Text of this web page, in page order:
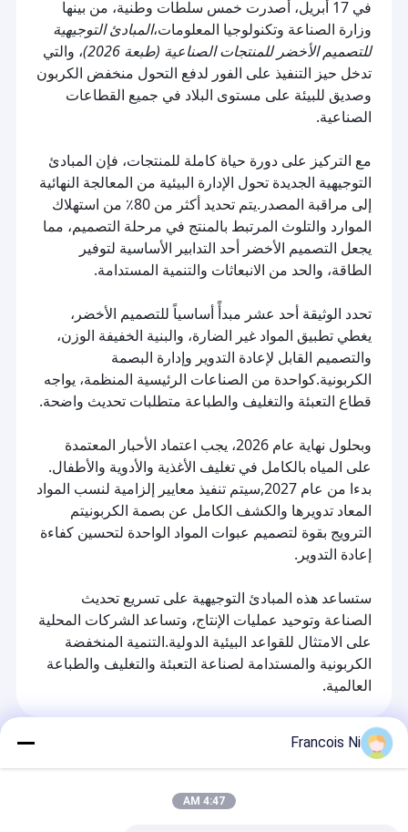
في 17 أبريل، أصدرت خمس سلطات وطنية، من بينها
وزارة الصناعة وتكنولوجيا المعلومات،المبادئ التوجيهية
للتصميم الأخضر للمنتجات الصناعية (طبعة 2026)
، والتي
تدخل حيز التنفيذ على الفور لدفع التحول منخفض الكربون
وصديق للبيئة على مستوى البلاد في جميع القطاعات
الصناعية.
مع التركيز على دورة حياة كاملة للمنتجات، فإن المبادئ
التوجيهية الجديدة تحول الإدارة البيئية من المعالجة النهائية
إلى مراقبة المصدر.يتم تحديد أكثر من 80٪ من استهلاك
الموارد والتلوث المرتبط بالمنتج في مرحلة التصميم، مما
يجعل التصميم الأخضر أحد التدابير الأساسية لتوفير
الطاقة، والحد من الانبعاثات والتنمية المستدامة.
تحدد الوثيقة أحد عشر مبدأً أساسياً للتصميم الأخضر،
يغطي تطبيق المواد غير الضارة، والبنية الخفيفة الوزن،
والتصميم القابل لإعادة التدوير وإدارة البصمة
الكربونية.كواحدة من الصناعات الرئيسية المنظمة، يواجه
قطاع التعبئة والتغليف والطباعة متطلبات تحديث واضحة.
وبحلول نهاية عام 2026، يجب اعتماد الأحبار المعتمدة
على المياه بالكامل في تغليف الأغذية والأدوية والأطفال.
بدءا من عام 2027,سيتم تنفيذ معايير إلزامية لنسب المواد
المعاد تدويرها والكشف الكامل عن بصمة الكربونيتم
الترويج بقوة لتصميم عبوات المواد الواحدة لتحسين كفاءة
إعادة التدوير.
ستساعد هذه المبادئ التوجيهية على تسريع تحديث
الصناعة وتوحيد عمليات الإنتاج، وتساعد الشركات المحلية
على الامتثال للقواعد البيئية الدولية.التنمية المنخفضة
الكربونية والمستدامة لصناعة التعبئة والتغليف والطباعة
العالمية.
Recommended Products
Francois Ni
4:47 AM